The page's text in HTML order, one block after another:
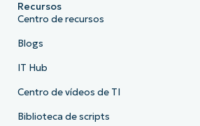
Recursos
Centro de recursos
Blogs
IT Hub
Centro de vídeos de TI
Biblioteca de scripts